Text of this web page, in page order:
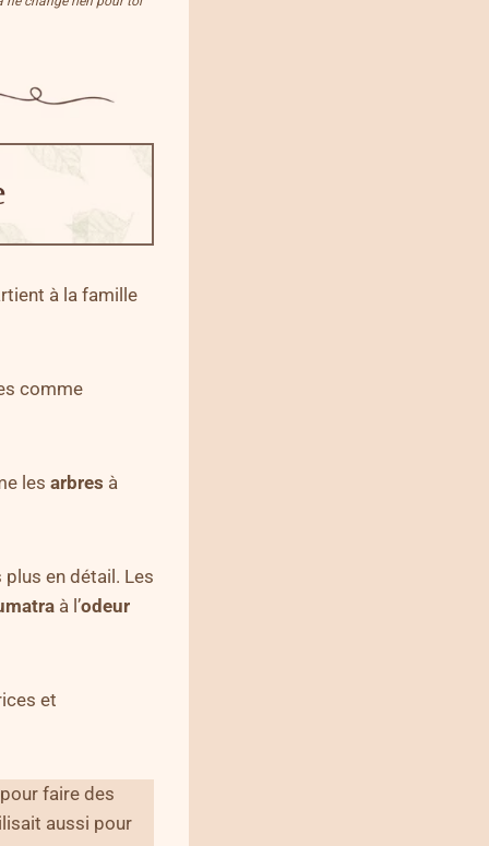
à la famille
comme
les arbres à
en détail. Les
à l’odeur
et
pour faire des
aussi pour